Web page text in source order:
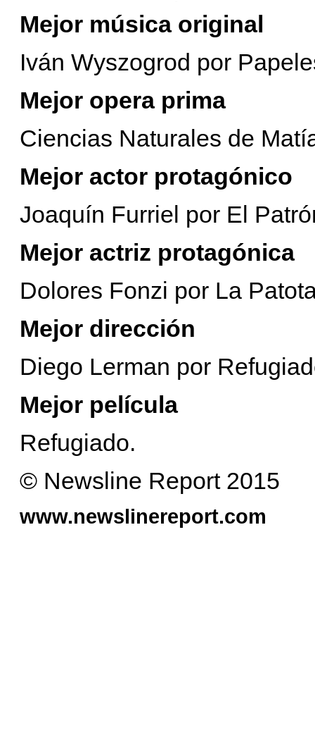
Mejor música original
Iván Wyszogrod por
Mejor opera prima
Ciencias Naturales de
Mejor actor protagónico
Joaquín Furriel por El
Mejor actriz protagónica
Dolores Fonzi por La
Mejor dirección
Diego Lerman por
Mejor película
Refugiado.
© Newsline Report 2015
www.newslinereport.com